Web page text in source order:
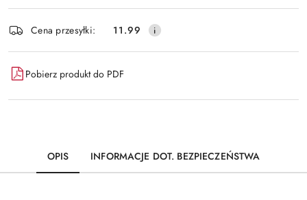
i
dostawa
Cena przesyłki: 11.99
Pobierz produkt do PDF
OPIS INFORMACJE DOT. BEZPIECZEŃSTWA